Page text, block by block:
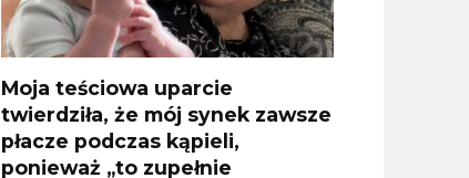
Moja teściowa uparcie
twierdziła, że mój synek zawsze
płacze podczas kąpieli,
ponieważ „to zupełnie